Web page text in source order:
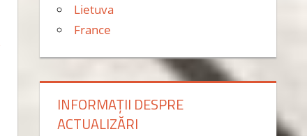
Lietuva
France
INFORMAȚII DESPRE
ACTUALIZĂRI